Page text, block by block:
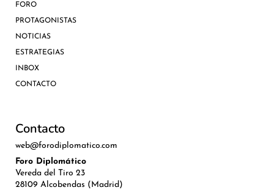
FORO
PROTAGONISTAS
NOTICIAS
ESTRATEGIAS
INBOX
CONTACTO
Contacto
web@forodiplomatico.com
Foro Diplomático
Vereda del Tiro 23
28109 Alcobendas (Madrid)